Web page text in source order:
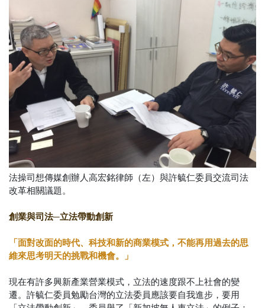
法操司想傳媒創辦人高宏銘律師（左）與許毓仁委員交流司法
改革相關議題。
創業與司法─立法帶動創新
「面對改面的時代、科技和新的商業模式，不能再用過去的思
維來思考明天的挑戰和機會。」
現在有許多興新產業營業模式，立法的速度跟不上社會的變
遷。許毓仁委員勉勵台灣的立法委員應該要自我進步，要用